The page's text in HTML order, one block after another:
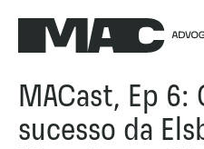
MACast, Ep 6:
sucesso da